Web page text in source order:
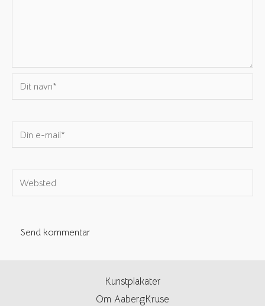
Dit
navn*
Din
e-
Websted
Kunstplakater
Om AabergKruse